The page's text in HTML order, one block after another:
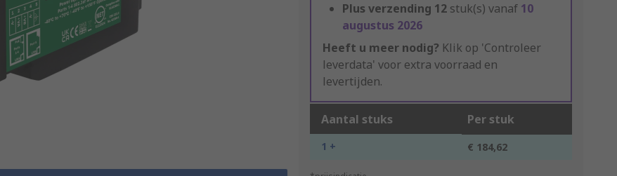
Plus verzending 12 stuk(s) vanaf 10
augustus 2026
Heeft u meer nodig? Klik op 'Controleer
leverdata' voor extra voorraad en
levertijden.
Aantal stuks Per stuk
1 + € 184,62